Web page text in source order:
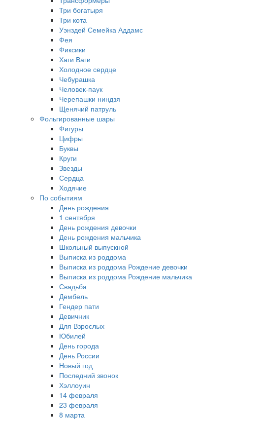
Три богатыря
Три кота
Уэнздей Семейка Аддамс
Фея
Фиксики
Хаги Ваги
Холодное сердце
Чебурашка
Человек-паук
Черепашки ниндзя
Щенячий патруль
Фольгированные шары
Фигуры
Цифры
Буквы
Круги
Звезды
Сердца
Ходячие
По событиям
День рождения
1 сентября
День рождения девочки
День рождения мальчика
Школьный выпускной
Выписка из роддома
Выписка из роддома Рождение девочки
Выписка из роддома Рождение мальчика
Свадьба
Дембель
Гендер пати
Девичник
Для Взрослых
Юбилей
День города
День России
Новый год
Последний звонок
Хэллоуин
14 февраля
23 февраля
8 марта